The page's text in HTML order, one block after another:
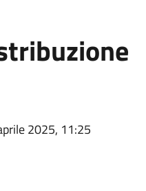
2025, 11:25